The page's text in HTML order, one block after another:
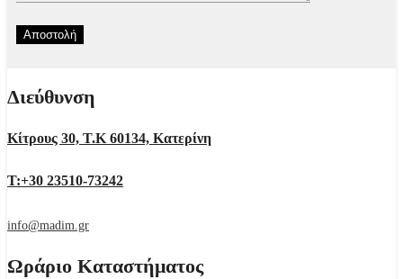
Διεύθυνση
Κίτρους 30, Τ.Κ 60134, Κατερίνη
Τ:+30 23510-73242
info@madim.gr
Ωράριο Καταστήματος